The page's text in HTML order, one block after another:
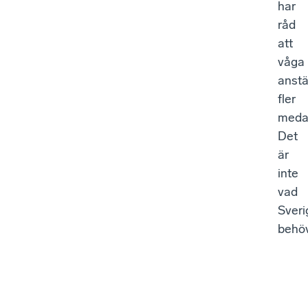
har
råd
att
våga
fler
Det
är
inte
vad